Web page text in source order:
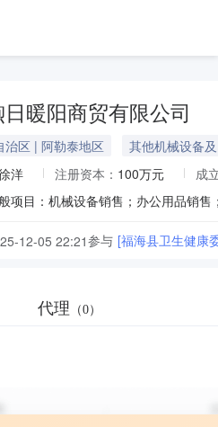
日暖阳商贸有限公司
治区 | 阿勒泰地区
其他机械设备
洋 注册资本： 100万元
成
12-05 22:21参与 [福海县卫生健康
代理 （0）